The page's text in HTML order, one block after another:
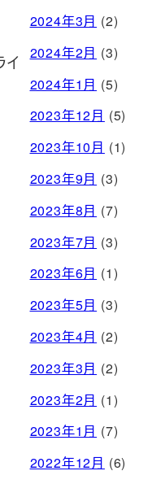
2024年3月 (2)
2024年2月 (3)
2024年1月 (5)
2023年12月 (5)
2023年10月 (1)
2023年9月 (3)
2023年8月 (7)
2023年7月 (3)
2023年6月 (1)
2023年5月 (3)
2023年4月 (2)
2023年3月 (2)
2023年2月 (1)
2023年1月 (7)
2022年12月 (6)